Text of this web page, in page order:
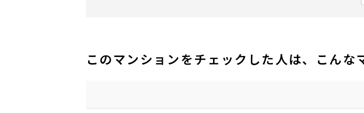
このマンションをチェックした人は、こんな